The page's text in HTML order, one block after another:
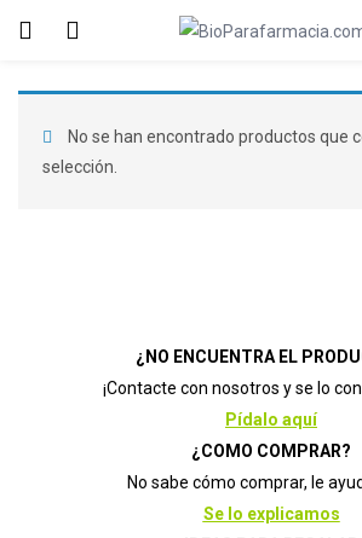
Inicio de sesión
Introduzca su nombre de usuario y
No se han encontrado productos que
selección.
¿NO ENCUENTRA EL
¡Contacte con nosotros y se lo
Pídalo aquí
¿COMO COMPRAR?
No sabe cómo comprar, le
Se lo explicamos